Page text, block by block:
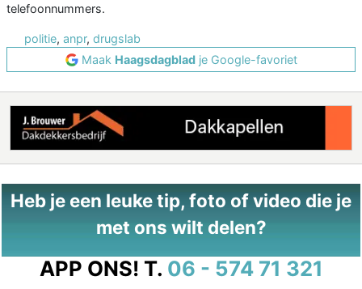
telefoonnummers.
politie, anpr, drugslab
Maak Haagsdagbladje Google-favoriet
Heb je een leuke tip, foto of video die je
met ons wilt delen?
APP ONS! T. 06 - 574 71 321